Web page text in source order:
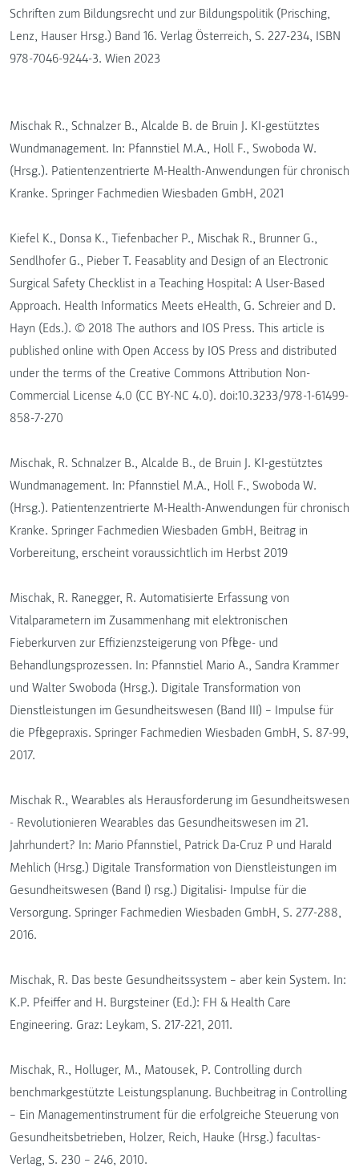
Schriften zum Bildungsrecht und zur Bildungspolitik (Prisching,
Lenz, Hauser Hrsg.) Band 16. Verlag Österreich, S. 227-234, ISBN
978-7046-9244-3. Wien 2023
Mischak R., Schnalzer B., Alcalde B. de Bruin J. KI-gestütztes
Wundmanagement. In: Pfannstiel M.A., Holl F., Swoboda W.
(Hrsg.). Patientenzentrierte M-Health-Anwendungen für chronisch
Kranke. Springer Fachmedien Wiesbaden GmbH, 2021
Kiefel K., Donsa K., Tiefenbacher P., Mischak R., Brunner G.,
Sendlhofer G., Pieber T. Feasablity and Design of an Electronic
Surgical Safety Checklist in a Teaching Hospital: A User-Based
Approach. Health Informatics Meets eHealth, G. Schreier and D.
Hayn (Eds.). © 2018 The authors and IOS Press. This article is
published online with Open Access by IOS Press and distributed
under the terms of the Creative Commons Attribution Non-
Commercial License 4.0 (CC BY-NC 4.0). doi:10.3233/978-1-61499-
858-7-270
Mischak, R. Schnalzer B., Alcalde B., de Bruin J. KI-gestütztes
Wundmanagement. In: Pfannstiel M.A., Holl F., Swoboda W.
(Hrsg.). Patientenzentrierte M-Health-Anwendungen für chronisch
Kranke. Springer Fachmedien Wiesbaden GmbH, Beitrag in
Vorbereitung, erscheint voraussichtlich im Herbst 2019
Mischak, R. Ranegger, R. Automatisierte Erfassung von
Vitalparametern im Zusammenhang mit elektronischen
Fieberkurven zur Effizienzsteigerung von Pflege- und
Behandlungsprozessen. In: Pfannstiel Mario A., Sandra Krammer
und Walter Swoboda (Hrsg.). Digitale Transformation von
Dienstleistungen im Gesundheitswesen (Band III) – Impulse für
die Pflegepraxis. Springer Fachmedien Wiesbaden GmbH, S. 87-99,
2017.
Mischak R., Wearables als Herausforderung im Gesundheitswesen
- Revolutionieren Wearables das Gesundheitswesen im 21.
Jahrhundert? In: Mario Pfannstiel, Patrick Da-Cruz P und Harald
Mehlich (Hrsg.) Digitale Transformation von Dienstleistungen im
Gesundheitswesen (Band I) rsg.) Digitalisi- Impulse für die
Versorgung. Springer Fachmedien Wiesbaden GmbH, S. 277-288,
2016.
Mischak, R. Das beste Gesundheitssystem – aber kein System. In:
K.P. Pfeiffer and H. Burgsteiner (Ed.): FH & Health Care
Engineering. Graz: Leykam, S. 217-221, 2011.
Mischak, R., Holluger, M., Matousek, P. Controlling durch
benchmarkgestützte Leistungsplanung. Buchbeitrag in Controlling
– Ein Managementinstrument für die erfolgreiche Steuerung von
Gesundheitsbetrieben, Holzer, Reich, Hauke (Hrsg.) facultas-
Verlag, S. 230 – 246, 2010.